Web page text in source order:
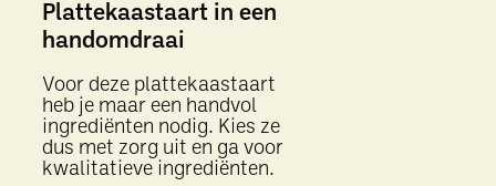
Plattekaastaart in een
handomdraai
Voor deze plattekaastaart
heb je maar een handvol
ingrediënten nodig. Kies ze
dus met zorg uit en ga voor
kwalitatieve ingrediënten.